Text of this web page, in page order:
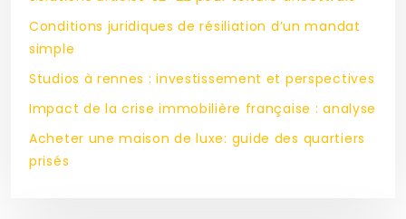
Conditions juridiques de résiliation d’un mandat
simple
Studios à rennes : investissement et perspectives
Impact de la crise immobilière française : analyse
Acheter une maison de luxe: guide des quartiers
prisés